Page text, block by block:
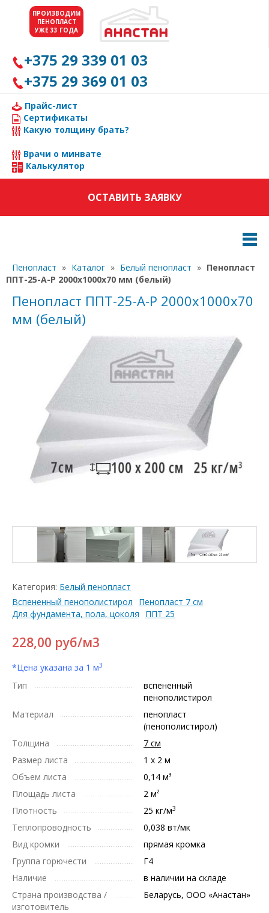
+375 29 339 01 03
+375 29 369 01 03
Прайс-лист
Сертификаты
Какую толщину брать?
Врачи о минвате
Калькулятор
ОСТАВИТЬ ЗАЯВКУ
ПРОИЗВОДИМ
ПЕНОПЛАСТ
УЖЕ 33 ГОДА
Пенопласт » Каталог » Белый пенопласт » Пенопласт
ППТ-25-А-Р 2000х1000х70 мм (белый)
Пенопласт ППТ-25-А-Р 2000х1000х70
мм (белый)
228,00 руб/м3
*Цена указана за 1 м3
Тип
вспененный
пенополистирол
Материал
пенопласт
(пенополистирол)
Толщина
7 см
Размер листа
1 х 2 м
Объем листа
0,14 м³
Площадь листа
2 м²
Плотность
25 кг/м3
Теплопроводность
0,038 вт/мк
Вид кромки
прямая кромка
Группа горючести
Г4
Наличие
в наличии на складе
Страна производства /
изготовитель
Беларусь, ООО «Анастан»
Категория: Белый пенопласт
Вспененный пенополистирол
Пенопласт 7 см
Для фундамента, пола, цоколя
ППТ 25